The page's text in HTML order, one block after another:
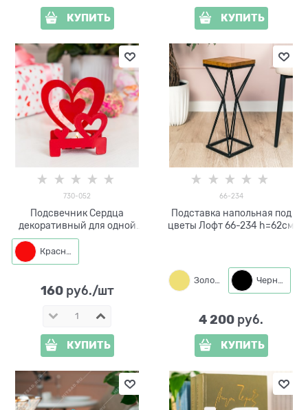
КУПИТЬ КУПИТЬ
730-052
Подсвечник Сердца
декоративный для одной
свечи
Красный
160 руб./шт
КУПИТЬ
66-234
Подставка напольная под
цветы Лофт 66-234 h=62см
Золото Черный
4 200 руб.
КУПИТЬ